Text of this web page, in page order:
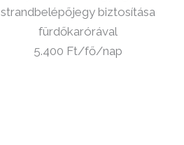
strandbelépőjegy biztosítása
fürdőkarórával
5.400 Ft/fő/nap